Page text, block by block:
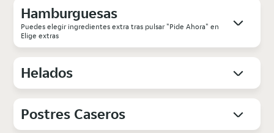
Hamburguesas
Puedes elegir ingredientes extra tras pulsar "Pide Ahora" en
Elige extras
Helados
Postres Caseros